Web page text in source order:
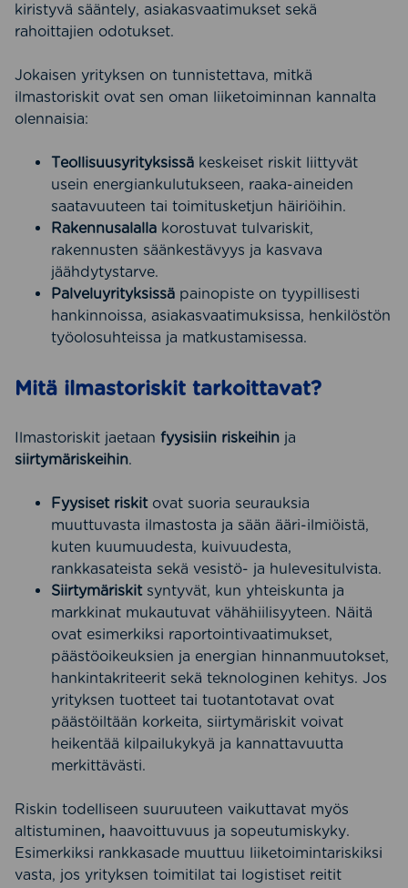
kiristyvä sääntely, asiakasvaatimukset sekä
rahoittajien odotukset.
Jokaisen yrityksen on tunnistettava, mitkä
ilmastoriskit ovat sen oman liiketoiminnan kannalta
olennaisia:
Teollisuusyrityksissä keskeiset riskit liittyvät
usein energiankulutukseen, raaka-aineiden
saatavuuteen tai toimitusketjun häiriöihin.
Rakennusalalla korostuvat tulvariskit,
rakennusten säänkestävyys ja kasvava
jäähdytystarve.
Palveluyrityksissä painopiste on tyypillisesti
hankinnoissa, asiakasvaatimuksissa, henkilöstön
työolosuhteissa ja matkustamisessa.
Mitä ilmastoriskit tarkoittavat?
Ilmastoriskit jaetaan fyysisiin riskeihin ja
siirtymäriskeihin.
Fyysiset riskitovat suoria seurauksia
muuttuvasta ilmastosta ja sään ääri-ilmiöistä,
kuten kuumuudesta, kuivuudesta,
rankkasateista sekä vesistö- ja hulevesitulvista.
Siirtymäriskitsyntyvät, kun yhteiskunta ja
markkinat mukautuvat vähähiilisyyteen. Näitä
ovat esimerkiksi raportointivaatimukset,
päästöoikeuksien ja energian hinnanmuutokset,
hankintakriteerit sekä teknologinen kehitys. Jos
yrityksen tuotteet tai tuotantotavat ovat
päästöiltään korkeita, siirtymäriskit voivat
heikentää kilpailukykyä ja kannattavuutta
merkittävästi.
Riskin todelliseen suuruuteen vaikuttavat myös
altistuminen, haavoittuvuus ja sopeutumiskyky.
Esimerkiksi rankkasade muuttuu liiketoimintariskiksi
vasta, jos yrityksen toimitilat tai logistiset reitit